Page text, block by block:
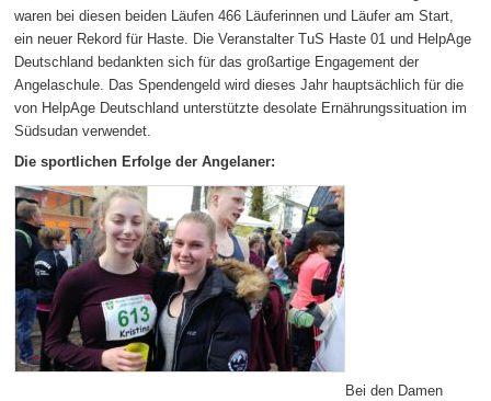
waren bei diesen beiden Läufen 466 Läuferinnen und Läufer am Start,
ein neuer Rekord für Haste. Die Veranstalter TuS Haste 01 und HelpAge
Deutschland bedankten sich für das großartige Engagement der
Angelaschule. Das Spendengeld wird dieses Jahr hauptsächlich für die
von HelpAge Deutschland unterstützte desolate Ernährungssituation im
Südsudan verwendet.
Die sportlichen Erfolge der Angelaner:
Bei den Damen